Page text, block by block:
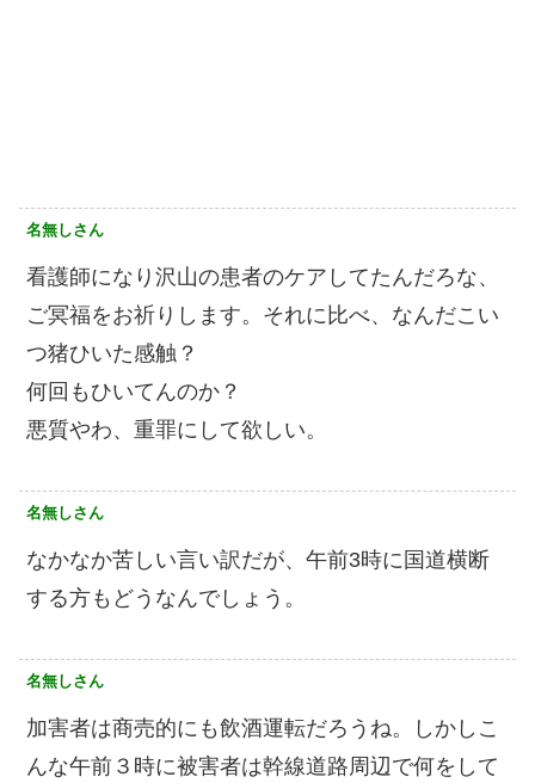
名無しさん
看護師になり沢山の患者のケアしてたんだろな、
ご冥福をお祈りします。それに比べ、なんだこい
つ猪ひいた感触？
何回もひいてんのか？
悪質やわ、重罪にして欲しい。
名無しさん
なかなか苦しい言い訳だが、午前3時に国道横断
する方もどうなんでしょう。
名無しさん
加害者は商売的にも飲酒運転だろうね。しかしこ
んな午前３時に被害者は幹線道路周辺で何をして